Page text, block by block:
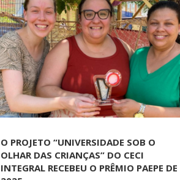
O PROJETO “UNIVERSIDADE SOB O
OLHAR DAS CRIANÇAS” DO CECI
INTEGRAL RECEBEU O PRÊMIO PAEPE DE